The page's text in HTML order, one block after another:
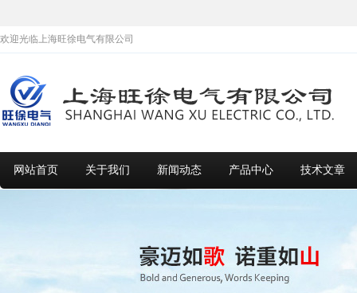
欢迎光临上海旺徐电气有限公司
网站首页 关于我们 新闻动态 产品中心 技术文章